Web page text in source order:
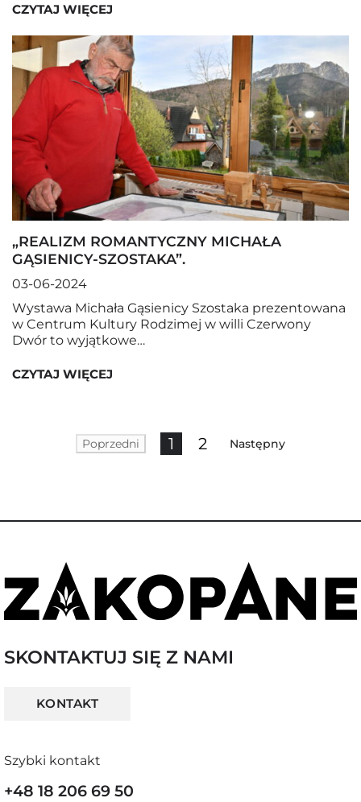
CZYTAJ WIĘCEJ
„REALIZM ROMANTYCZNY MICHAŁA
GĄSIENICY-SZOSTAKA”.
03-06-2024
Wystawa Michała Gąsienicy Szostaka prezentowana
w Centrum Kultury Rodzimej w willi Czerwony
Dwór to wyjątkowe…
CZYTAJ WIĘCEJ
Poprzedni 1 2 Następny
SKONTAKTUJ SIĘ Z NAMI
KONTAKT
Szybki kontakt
+48 18 206 69 50